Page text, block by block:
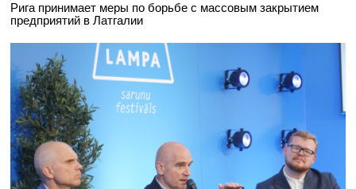
Рига принимает меры по борьбе с массовым закрытием
предприятий в Латгалии